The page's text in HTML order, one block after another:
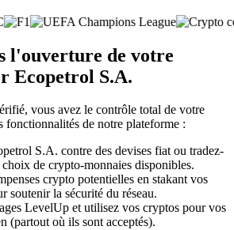
l'ouverture de votre
Ecopetrol S.A.
vous avez le contrôle total de votre
de notre plateforme :
S.A. contre des devises fiat ou tradez-
de crypto-monnaies disponibles.
crypto potentielles en stakant vos
soutenir la sécurité du réseau.
LevelUp et utilisez vos cryptos pour vos
(partout où ils sont acceptés).